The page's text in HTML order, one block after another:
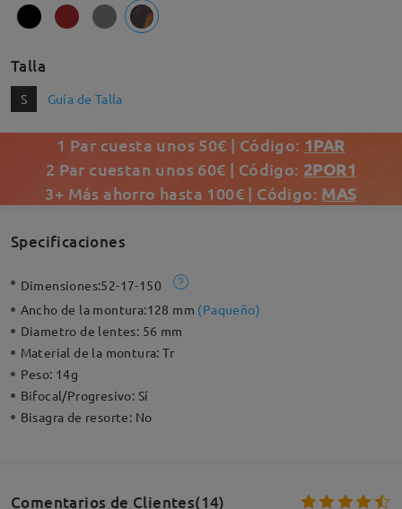
Talla
S Guía de Talla
1 Par cuesta unos 50€ | Código: 1PAR
2 Par cuestan unos 60€ | Código: 2POR1
3+ Más ahorro hasta 100€ | Código: MAS
Specificaciones
Dimensiones:52-17-150
Ancho de la montura:128 mm (Paqueño)
Diametro de lentes: 56 mm
Material de la montura:Tr
Peso: 14g
Bifocal/Progresivo: Sí
Bisagra de resorte: No
Comentarios de Clientes(14)